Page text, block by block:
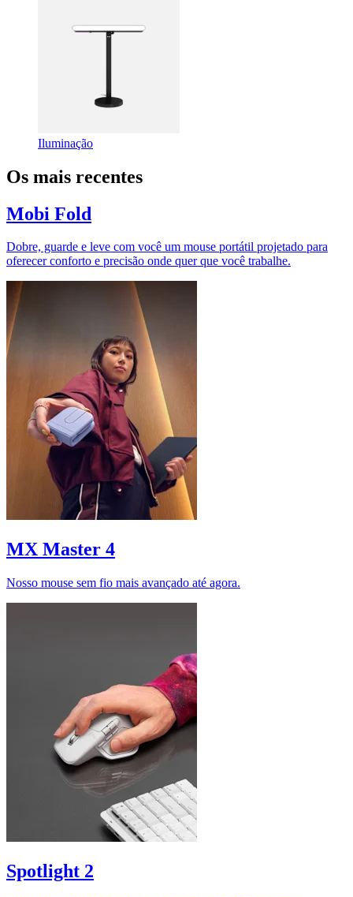
Iluminação
Os mais recentes
Mobi Fold
Dobre, guarde e leve com você um mouse portátil projetado para
oferecer conforto e precisão onde quer que você trabalhe.
MX Master 4
Nosso mouse sem fio mais avançado até agora.
Spotlight 2